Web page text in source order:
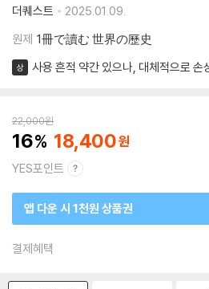
더퀘스트
2025.01.09.
원제 1冊で讀む 世界の歷史
상 사용 흔적 약간 있으나, 대체적으로 손
22,000원
16 18,400
YES포인트
앱 다운 시 1천원 상품권
결제혜택